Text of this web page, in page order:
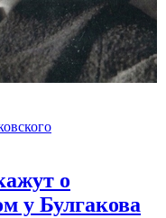
о
у Булгакова